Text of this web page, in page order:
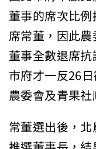
董事的席次比
席常董，因此
董事全數退席
市府才一反26
農委會及青果
常董選出後，